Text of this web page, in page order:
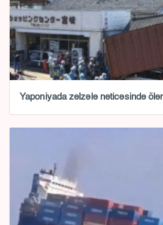
Yaponiyada zəlzələ nəticəsində